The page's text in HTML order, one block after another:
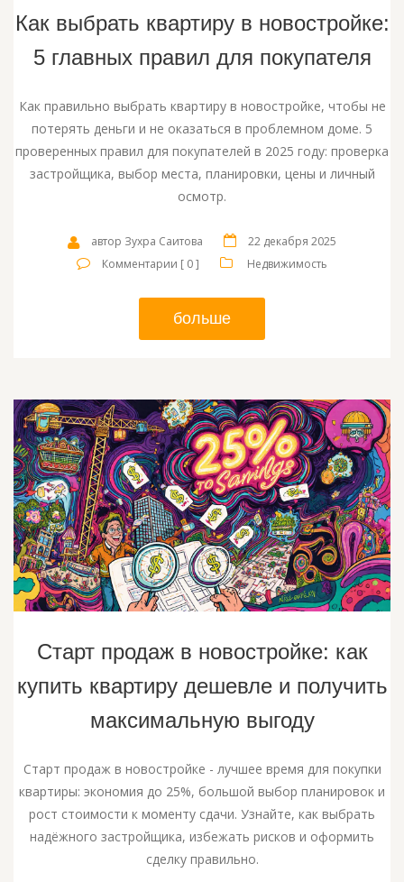
Как выбрать квартиру в новостройке:
5 главных правил для покупателя
Как правильно выбрать квартиру в новостройке, чтобы не
потерять деньги и не оказаться в проблемном доме. 5
проверенных правил для покупателей в 2025 году: проверка
застройщика, выбор места, планировки, цены и личный
осмотр.
автор Зухра Саитова
22 декабря 2025
Комментарии [ 0 ]
Недвижимость
больше
Старт продаж в новостройке: как
купить квартиру дешевле и получить
максимальную выгоду
Старт продаж в новостройке - лучшее время для покупки
квартиры: экономия до 25%, большой выбор планировок и
рост стоимости к моменту сдачи. Узнайте, как выбрать
надёжного застройщика, избежать рисков и оформить
сделку правильно.